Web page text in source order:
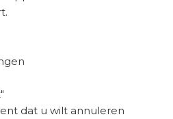
dat u wilt annuleren